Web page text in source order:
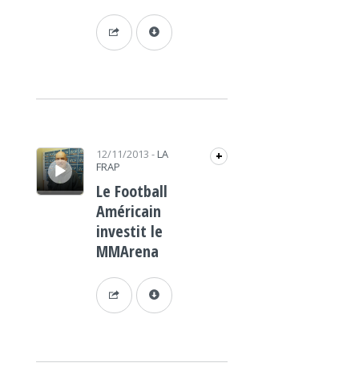
Lecteur audio 12/11/2013 - LA
FRAP
+
Le Football
Américain
investit le
MMArena